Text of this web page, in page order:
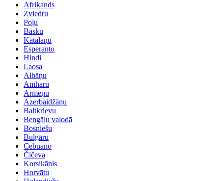
Afrikands
Zviedru
Poļu
Basku
Katalāņu
Esperanto
Hindi
Laosa
Albāņu
Amharu
Armēņu
Azerbaidžāņu
Baltkrievu
Bengāļu valodā
Bosniešu
Bulgāru
Cebuano
Čičeva
Korsikānis
Horvātu